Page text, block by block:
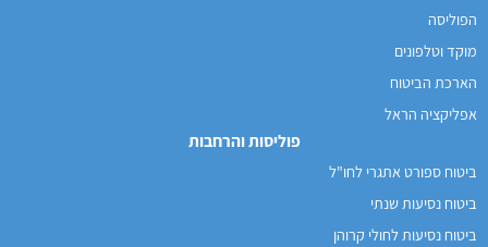
הפוליסה
מוקד וטלפונים
הארכת הביטוח
אפליקציה הראל
פוליסות והרחבות
ביטוח ספורט אתגרי לחו"ל
ביטוח נסיעות שנתי
ביטוח נסיעות לחולי קרוהן